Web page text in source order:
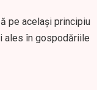
pe același principiu
ales în gospodăriile